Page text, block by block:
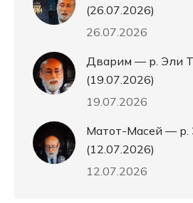
(26.07.2026)
26.07.2026
Дварим — р. Эли
(19.07.2026)
19.07.2026
Матот-Масей — р.
(12.07.2026)
12.07.2026